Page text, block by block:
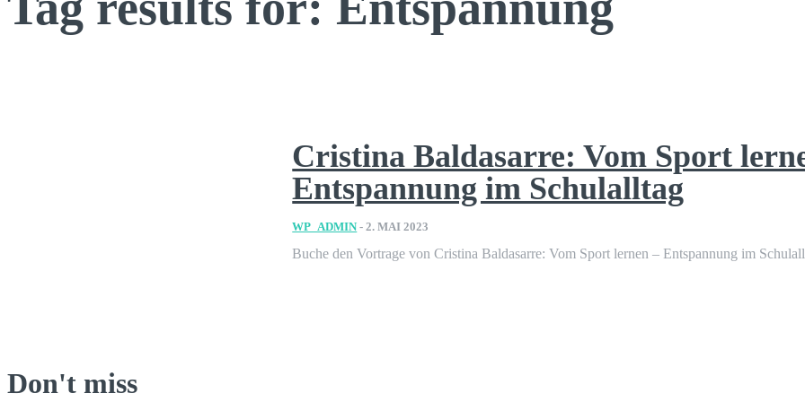
Cristina Baldasarre: Vom Sport
Entspannung im Schulalltag
WP_ADMIN - 2. MAI 2023
Buche den Vortrage von Cristina Baldasarre: Vom Sport lernen – Entspannung im
Don't miss